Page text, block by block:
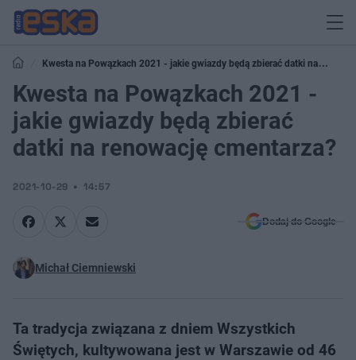
Kwesta na Powązkach 2021 - jakie gwiazdy będą zbierać datki na
renowację cmentarza?
Kwesta na Powązkach 2021 -
jakie gwiazdy będą zbierać
datki na renowację cmentarza?
2021-10-29 14:57
Dodaj do Google
Michał Ciemniewski
Ta tradycja związana z dniem Wszystkich
Świętych, kultywowana jest w Warszawie od 46